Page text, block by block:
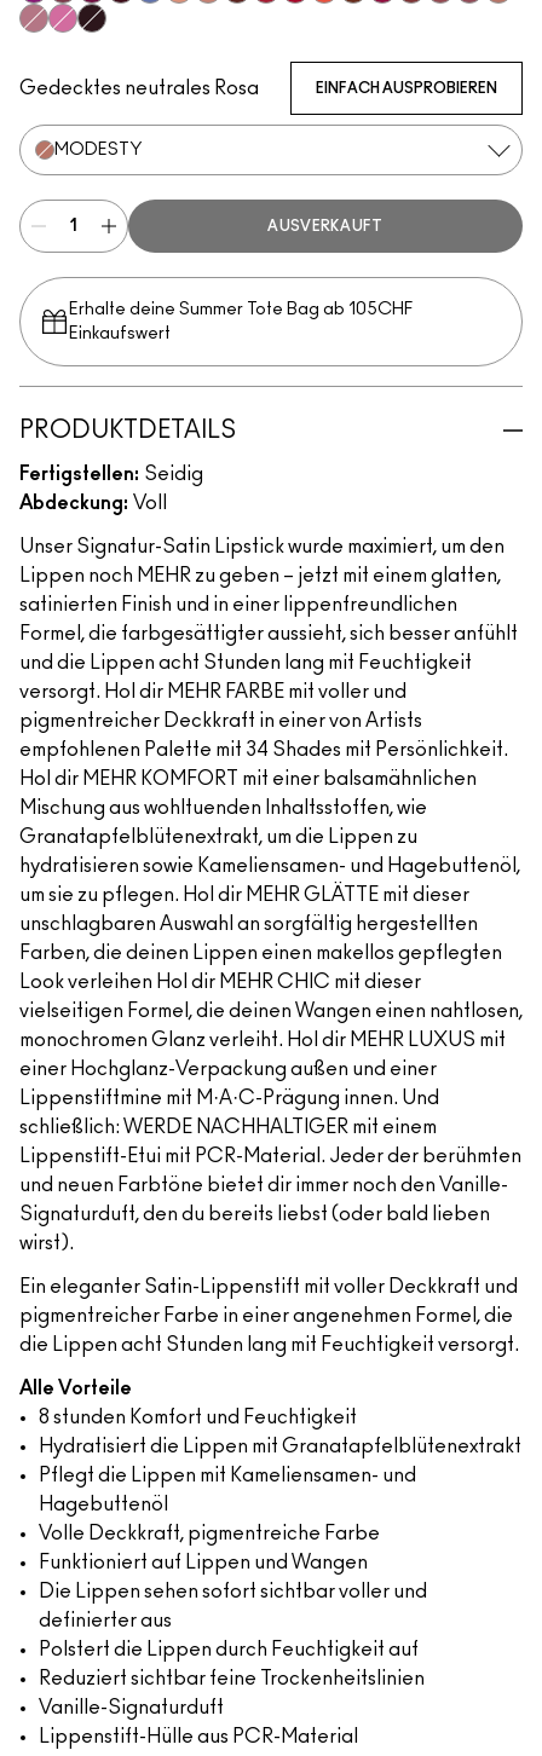
Violet Vaport
Amorous
RebelGuessing Game
Gedecktes neutrales Rosa EINFACH AUSPROBIEREN
MODESTY
AUSVERKAUFT
Erhalte deine Summer Tote Bag ab 105CHF
Einkaufswert​
PRODUKTDETAILS
Fertigstellen: Seidig
Abdeckung: Voll
Unser Signatur-Satin Lipstick wurde maximiert, um den
Lippen noch MEHR zu geben – jetzt mit einem glatten,
satinierten Finish und in einer lippenfreundlichen
Formel, die farbgesättigter aussieht, sich besser anfühlt
und die Lippen acht Stunden lang mit Feuchtigkeit
versorgt. Hol dir MEHR FARBE mit voller und
pigmentreicher Deckkraft in einer von Artists
empfohlenen Palette mit 34 Shades mit Persönlichkeit.
Hol dir MEHR KOMFORT mit einer balsamähnlichen
Mischung aus wohltuenden Inhaltsstoffen, wie
Granatapfelblütenextrakt, um die Lippen zu
hydratisieren sowie Kameliensamen- und Hagebuttenöl,
um sie zu pflegen. Hol dir MEHR GLÄTTE mit dieser
unschlagbaren Auswahl an sorgfältig hergestellten
Farben, die deinen Lippen einen makellos gepflegten
Look verleihen Hol dir MEHR CHIC mit dieser
vielseitigen Formel, die deinen Wangen einen nahtlosen,
monochromen Glanz verleiht. Hol dir MEHR LUXUS mit
einer Hochglanz-Verpackung außen und einer
Lippenstiftmine mit M·A·C-Prägung innen. Und
schließlich: WERDE NACHHALTIGER mit einem
Lippenstift-Etui mit PCR-Material. Jeder der berühmten
und neuen Farbtöne bietet dir immer noch den Vanille-
Signaturduft, den du bereits liebst (oder bald lieben
wirst).
Ein eleganter Satin-Lippenstift mit voller Deckkraft und
pigmentreicher Farbe in einer angenehmen Formel, die
die Lippen acht Stunden lang mit Feuchtigkeit versorgt.
Alle Vorteile
8 stunden Komfort und Feuchtigkeit
Hydratisiert die Lippen mit Granatapfelblütenextrakt
Pflegt die Lippen mit Kameliensamen- und
Hagebuttenöl
Volle Deckkraft, pigmentreiche Farbe
Funktioniert auf Lippen und Wangen
Die Lippen sehen sofort sichtbar voller und
definierter aus
Polstert die Lippen durch Feuchtigkeit auf
Reduziert sichtbar feine Trockenheitslinien
Vanille-Signaturduft
Lippenstift-Hülle aus PCR-Material